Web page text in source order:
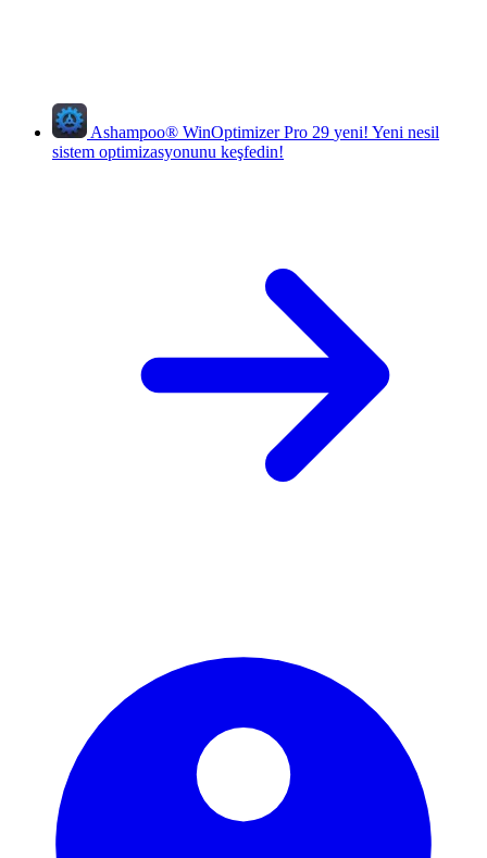
Ashampoo® WinOptimizer Pro 29 yeni! Yeni nesil
sistem optimizasyonunu keşfedin!